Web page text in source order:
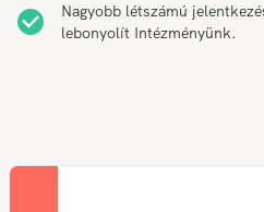
Nagyobb létszámú
lebonyolít Intézményünk.